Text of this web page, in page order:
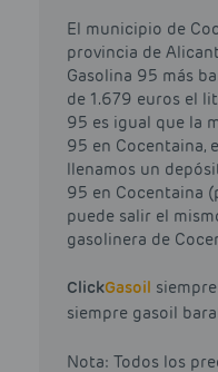
El municipio de
provincia de
Gasolina 95 más
de 1.679 euros el
95 es igual que la
95 en Cocentaina,
llenamos un
95 en Cocentaina
puede salir el
gasolinera de
ClickGasoil
siempre gasoil
Nota: Todos los